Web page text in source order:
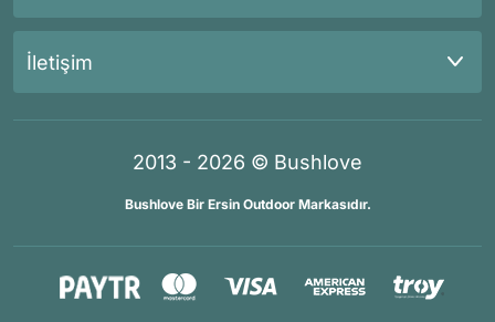
İletişim
2013 - 2026 © Bushlove
Bushlove Bir Ersin Outdoor Markasıdır.